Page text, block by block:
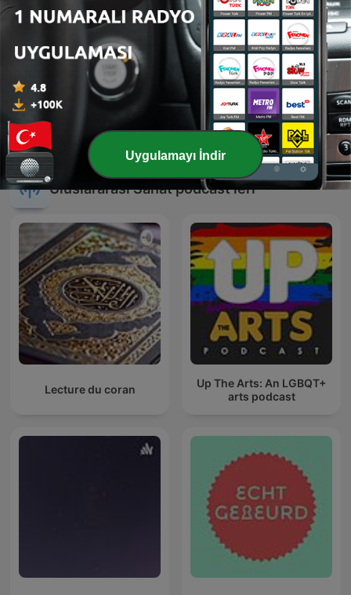
இசைத் தென்றல்
Yemekte Bile Yemek
Konuşuyoruz
Uluslararası Sanat podcast'leri
Lecture du coran
Up The Arts: An LGBQT+
arts podcast
Uygulamayı İndir